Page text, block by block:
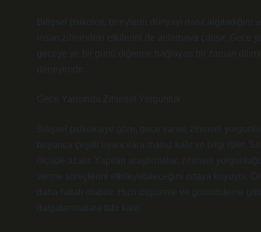
Bilişsel psikoloji, bireylerin dünyayı nasıl
insan zihnindeki etkilerini de anlamaya çalışır. Gece
geceye ve bir günü diğerine bağlayan bir zaman
deneyimdir.
Gece Yarısında Zihinsel Yorgunluk
Bilişsel psikolojiye göre, gece yarısı, zihinsel
boyunca çeşitli uyarıcılara maruz kalır ve bilgi işler.
ölçüde azalır. Yapılan araştırmalar, zihinsel
verme süreçlerini etkileyebileceğini ortaya koyuyor.
daha hatalı olabilir. Hızlı düşünme ve görüntüleme
dalgalanmalara tabi kalır.